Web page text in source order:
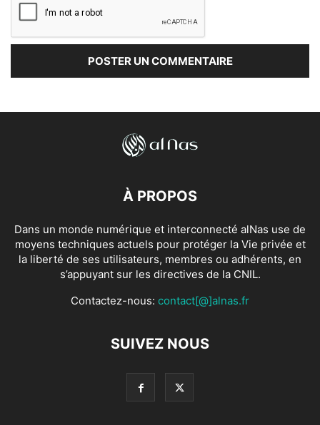
À PROPOS
Dans un monde numérique et interconnecté alNas use de
moyens techniques actuels pour protéger la Vie privée et
la liberté de ses utilisateurs, membres ou adhérents, en
s’appuyant sur les directives de la CNIL.
Contactez-nous: contact[@]alnas.fr
SUIVEZ NOUS